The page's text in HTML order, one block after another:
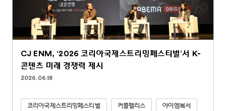
CJ ENM, ‘2026 코리아국제스트리밍페스티벌’서 K-
콘텐츠 미래 경쟁력 제시
2026.06.18
코리아국제스트리밍페스티벌 커플팰리스 아이엠복서